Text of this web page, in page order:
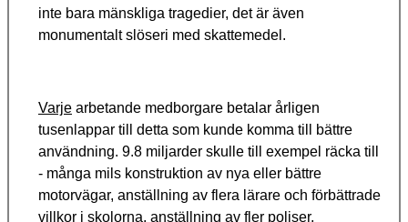
inte bara mänskliga tragedier, det är även
monumentalt slöseri med skattemedel.
Varje arbetande medborgare betalar årligen
tusenlappar till detta som kunde komma till bättre
användning. 9.8 miljarder skulle till exempel räcka till
- många mils konstruktion av nya eller bättre
motorvägar, anställning av flera lärare och förbättrade
villkor i skolorna, anställning av fler poliser,